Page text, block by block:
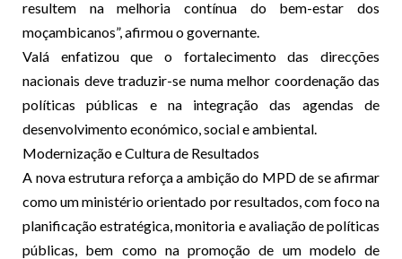
resultem na melhoria contínua do bem-estar dos
moçambicanos”, afirmou o governante.
Valá enfatizou que o fortalecimento das direcções
nacionais deve traduzir-se numa melhor coordenação das
políticas públicas e na integração das agendas de
desenvolvimento económico, social e ambiental.
Modernização e Cultura de Resultados
A nova estrutura reforça a ambição do MPD de se afirmar
como um ministério orientado por resultados, com foco na
planificação estratégica, monitoria e avaliação de políticas
públicas, bem como na promoção de um modelo de